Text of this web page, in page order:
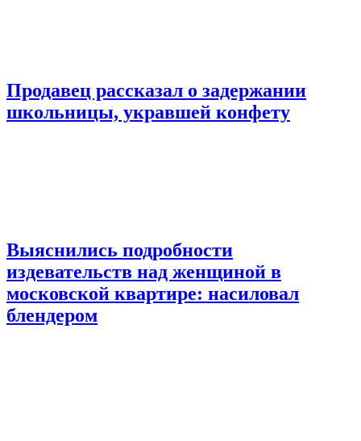
Продавец рассказал о задержании
школьницы, укравшей конфету
Выяснились подробности
издевательств над женщиной в
московской квартире: насиловал
блендером